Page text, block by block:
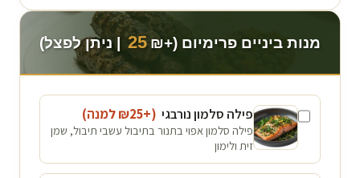
מנות ביניים פרימיום (+₪ 25 | ניתן לפצל)
פילה סלמון נורבגי (+₪
25 למנה)
פילה סלמון אפוי בתנור בתיבול עשבי תיבול, שמן
זית ולימון